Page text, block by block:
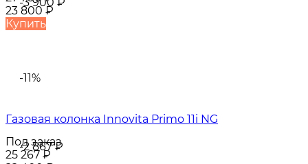
23 800₽
Купить
-11%
-2 867₽
Газовая колонка Innovita Primo 11i NG
Под заказ
25 267₽